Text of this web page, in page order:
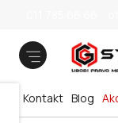
Blog
Kontakt